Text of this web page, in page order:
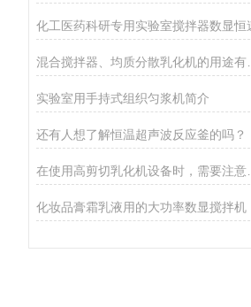
化工医药科研专用实验室搅拌器数显恒
实验室用手持式组织匀浆机简介
还有人想了解恒温超声波反应釜的吗？
化妆品膏霜乳液用的大功率数显搅拌机